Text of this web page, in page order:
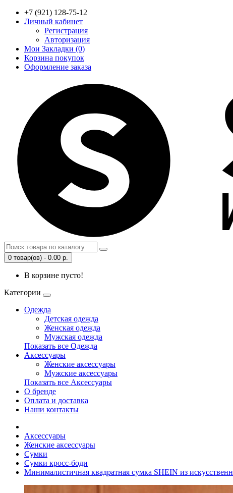
+7 (921) 128-75-12
Личный кабинет
Регистрация
Авторизация
Мои Закладки (0)
Корзина покупок
Оформление заказа
0 товар(ов) - 0.00 р.
В корзине пусто!
Категории
Одежда
Детская одежда
Женская одежда
Мужская одежда
Показать все Одежда
Аксессуары
Женские аксессуары
Мужские аксессуары
Показать все Аксессуары
О бренде
Оплата и доставка
Наши контакты
Аксессуары
Женские аксессуары
Сумки
Сумки кросс-боди
Минималистичная квадратная сумка SHEIN из